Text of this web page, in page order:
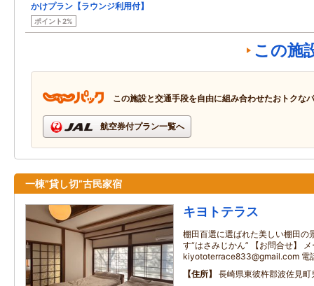
かけプラン【ラウンジ利用付】
ポイント2%
この施
この施設と交通手段を自由に組み合わせたおトクな
航空券付プラン一覧へ
一棟”貸し切”古民家宿
キヨトテラス
棚田百選に選ばれた美しい棚田の
す“はさみじかん” 【お問合せ】
kiyototerrace833@gmail.com
住所
長崎県東彼杵郡波佐見町